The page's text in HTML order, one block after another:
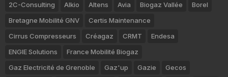
2C-Consulting Alkio Altens Avia Biogaz Vallée
Borel
Bretagne Mobilité GNV
Certis Maintenance
Cirrus Compresseurs
Créagaz CRMT
Endesa
ENGIE Solutions
France Mobilité Biogaz
Gaz Electricité de Grenoble
Gaz'up Gazie Gecos